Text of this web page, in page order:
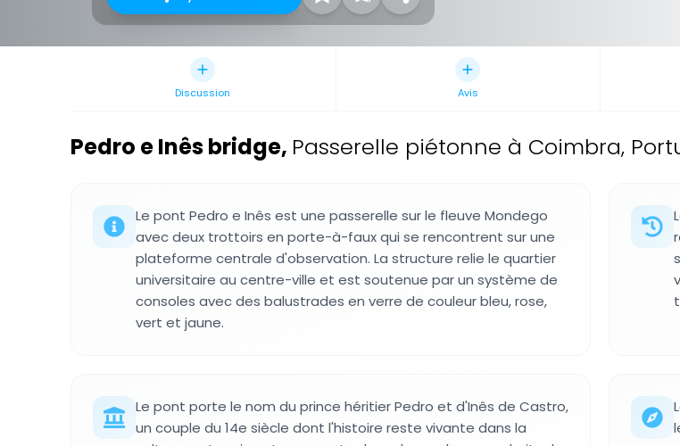
Discussion Avis
Pedro e Inês bridge, Passerelle piétonne à Coimbra,
Le pont Pedro e Inês est une passerelle sur le fleuve Mondego
avec deux trottoirs en porte-à-faux qui se rencontrent sur une
plateforme centrale d'observation. La structure relie le quartier
universitaire au centre-ville et est soutenue par un système de
consoles avec des balustrades en verre de couleur bleu, rose,
vert et jaune.
Le pont porte le nom du prince héritier Pedro et d'Inês de Castro,
un couple du 14e siècle dont l'histoire reste vivante dans la